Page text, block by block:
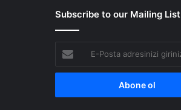
Subscribe to our Mailing List
Posta
adresinizi